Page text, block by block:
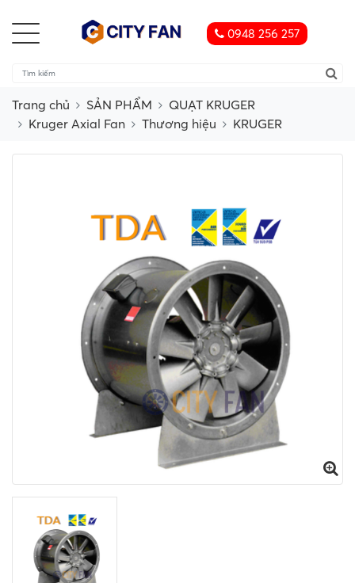
0948 256 257
Trang chủ SẢN PHẨM
QUẠT KRUGER
Kruger Axial Fan
Thương hiệu KRUGER